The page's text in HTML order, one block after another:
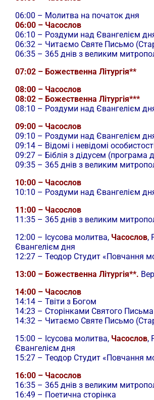
06:00 – Молитва на початок дня
06:00 – Часослов
06:10 – Роздуми над Євангелієм
06:32 – Читаємо Святе Письмо
06:35 – 365 днів з великим
07:02 – Божественна Літургія**
08:00 – Часослов
08:02 – Божественна Літургія***
08:10 – Роздуми над Євангелієм
09:00 – Часослов
09:10 – Роздуми над Євангелієм
09:14 – Відомі і невідомі
09:27 – Біблія з дідусем (програма
09:35 – 365 днів з великим
10:00 – Часослов
10:10 – Роздуми над Євангелієм
11:00 – Часослов
11:35 – 365 днів з великим
12:00 – Ісусова молитва, Часослов,
Євангелієм дня
12:27 – Теодор Студит «Повчання
13:00 – Божественна Літургія**.
14:00 – Часослов
14:14 – Твіти з Богом
14:23 – Сторінками Святого Письма
14:32 – Читаємо Святе Письмо
15:00 – Ісусова молитва, Часослов,
Євангелієм дня
15:27 – Теодор Студит «Повчання
16:00 – Часослов
16:35 – 365 днів з великим
16:49 – Поетична сторінка